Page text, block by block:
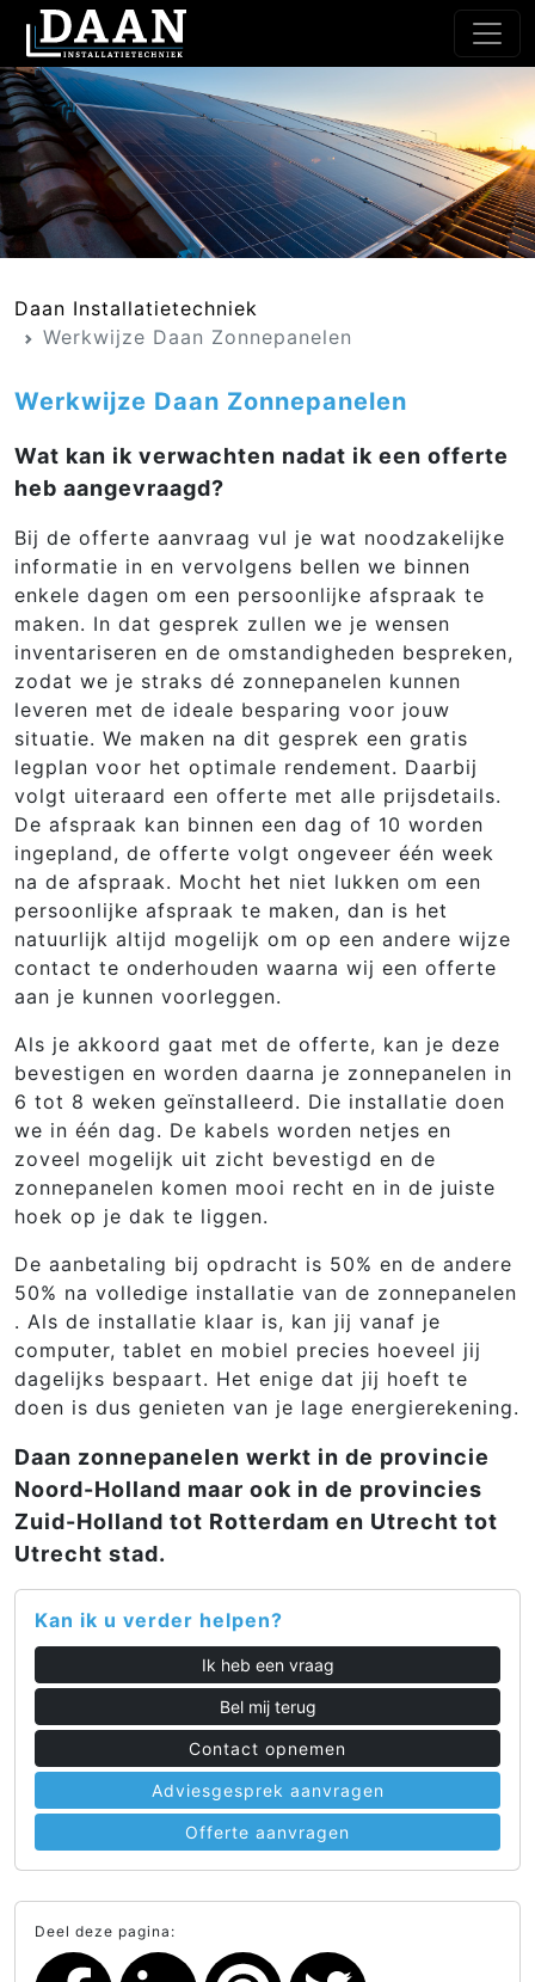
Daan Installatietechniek
Werkwijze Daan Zonnepanelen
Werkwijze Daan Zonnepanelen
Wat kan ik verwachten nadat ik een offerte
heb aangevraagd?
Bij de offerte aanvraag vul je wat noodzakelijke
informatie in en vervolgens bellen we binnen
enkele dagen om een persoonlijke afspraak te
maken. In dat gesprek zullen we je wensen
inventariseren en de omstandigheden bespreken,
zodat we je straks dé zonnepanelen kunnen
leveren met de ideale besparing voor jouw
situatie. We maken na dit gesprek een gratis
legplan voor het optimale rendement. Daarbij
volgt uiteraard een offerte met alle prijsdetails.
De afspraak kan binnen een dag of 10 worden
ingepland, de offerte volgt ongeveer één week
na de afspraak. Mocht het niet lukken om een
persoonlijke afspraak te maken, dan is het
natuurlijk altijd mogelijk om op een andere wijze
contact te onderhouden waarna wij een offerte
aan je kunnen voorleggen.
Als je akkoord gaat met de offerte, kan je deze
bevestigen en worden daarna je zonnepanelen in
6 tot 8 weken geïnstalleerd. Die installatie doen
we in één dag. De kabels worden netjes en
zoveel mogelijk uit zicht bevestigd en de
zonnepanelen komen mooi recht en in de juiste
hoek op je dak te liggen.
De aanbetaling bij opdracht is 50% en de andere
50% na volledige installatie van de zonnepanelen
. Als de installatie klaar is, kan jij vanaf je
computer, tablet en mobiel precies hoeveel jij
dagelijks bespaart. Het enige dat jij hoeft te
doen is dus genieten van je lage energierekening.
Daan zonnepanelen werkt in de provincie
Noord-Holland maar ook in de provincies
Zuid-Holland tot Rotterdam en Utrecht tot
Utrecht stad.
Kan ik u verder helpen?
Ik heb een vraag
Bel mij terug
Contact opnemen
Adviesgesprek aanvragen
Offerte aanvragen
Deel deze pagina: